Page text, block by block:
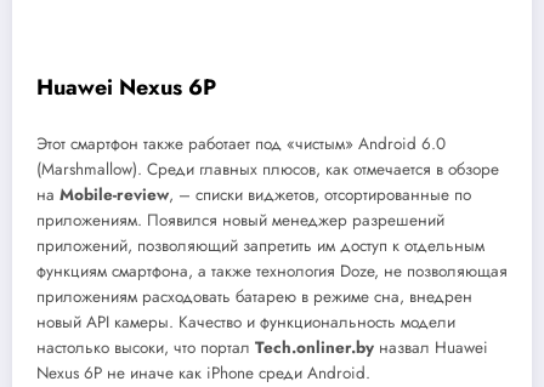
Huawei Nexus 6P
Этот смартфон также работает под «чистым» Android 6.0
(Marshmallow). Среди главных плюсов, как отмечается в обзоре
на Mobile-review, – списки виджетов, отсортированные по
приложениям. Появился новый менеджер разрешений
приложений, позволяющий запретить им доступ к отдельным
функциям смартфона, а также технология Doze, не позволяющая
приложениям расходовать батарею в режиме сна, внедрен
новый API камеры. Качество и функциональность модели
настолько высоки, что портал Tech.onliner.by назвал Huawei
Nexus 6P не иначе как iPhone среди Android.